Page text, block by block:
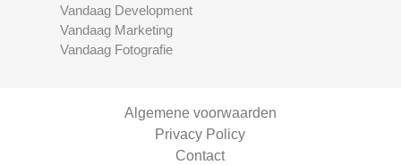
Vandaag Development
Vandaag Marketing
Vandaag Fotografie
Algemene voorwaarden
Privacy Policy
Contact